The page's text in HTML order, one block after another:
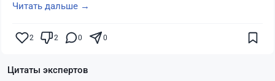
Читать дальше →
2 2 0 0
Цитаты экспертов